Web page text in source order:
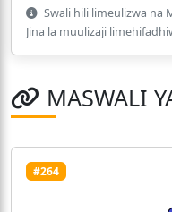
Swali hili limeulizwa na
Jina la muulizaji
MASWALI
#264